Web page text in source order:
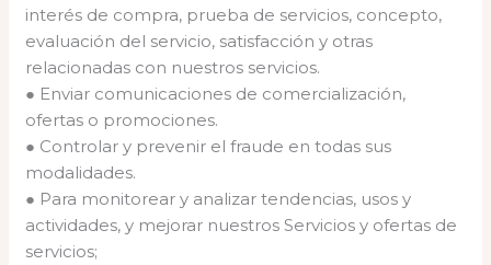
interés de compra, prueba de servicios, concepto,
evaluación del servicio, satisfacción y otras
relacionadas con nuestros servicios.
● Enviar comunicaciones de comercialización,
ofertas o promociones.
● Controlar y prevenir el fraude en todas sus
modalidades.
● Para monitorear y analizar tendencias, usos y
actividades, y mejorar nuestros Servicios y ofertas de
servicios;